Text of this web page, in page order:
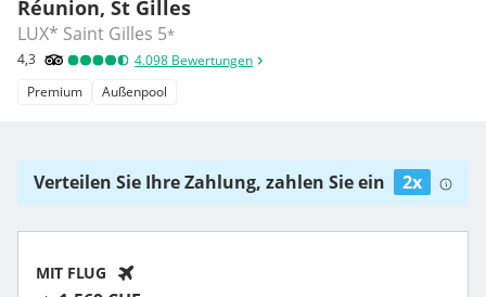
Réunion, St Gilles
LUX* Saint Gilles 5*
4,3 4.098 Bewertungen
Premium
Außenpool
Verteilen Sie Ihre Zahlung, zahlen Sie ein 2x
MIT FLUG